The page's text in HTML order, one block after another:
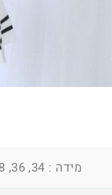
מידה : 34, 36, 38, 40, 42, 44, 46